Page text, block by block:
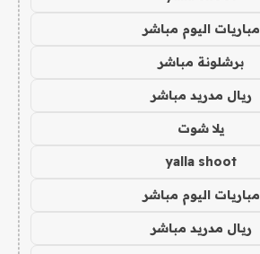
مباريات اليوم مباشر
برشلونة مباشر
ريال مدريد مباشر
يلا شوت
yalla shoot
مباريات اليوم مباشر
ريال مدريد مباشر